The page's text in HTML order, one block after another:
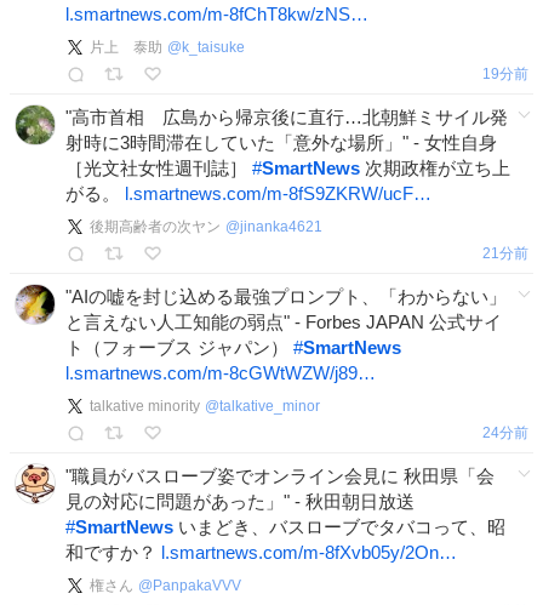
l.smartnews.com/m-8fChT8kw/zNS…
片上 泰助 @ k_taisuke
19分前
"高市首相 広島から帰京後に直行…北朝鮮ミサイル発
射時に3時間滞在していた「意外な場所」" - 女性自身
［光文社女性週刊誌］ #SmartNews 次期政権が立ち上
がる。 l.smartnews.com/m-8fS9ZKRW/ucF…
後期高齢者の次ヤン @jinanka4621
21分前
"AIの嘘を封じ込める最強プロンプト、「わからない」
と言えない人工知能の弱点" - Forbes JAPAN 公式サイ
ト（フォーブス ジャパン） #SmartNews
l.smartnews.com/m-8cGWtWZW/j89…
talkative minority @talkative_minor
24分前
"職員がバスローブ姿でオンライン会見に 秋田県「会
見の対応に問題があった」" - 秋田朝日放送
#SmartNews いまどき、バスローブでタバコって、昭
和ですか？ l.smartnews.com/m-8fXvb05y/2On…
権さん @ PanpakaVVV